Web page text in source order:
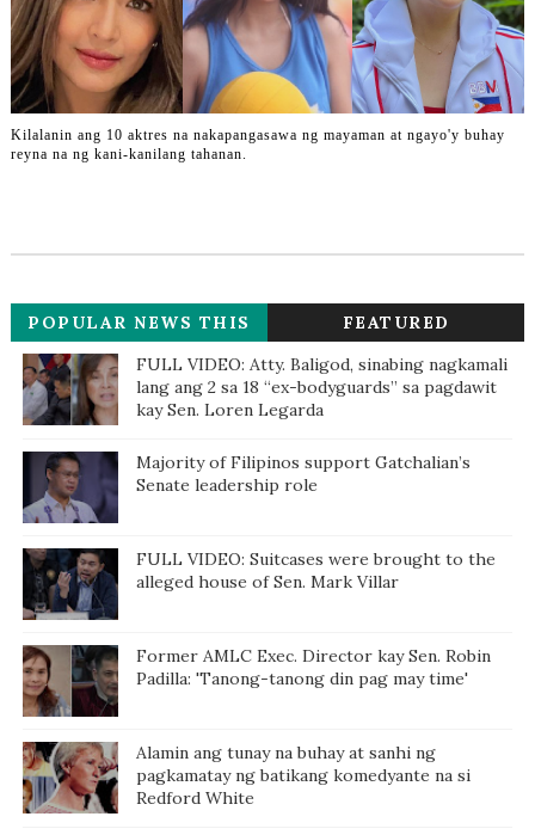
Kilalanin ang 10 aktres na nakapangasawa ng mayaman at ngayo'y buhay
reyna na ng kani-kanilang tahanan.
POPULAR NEWS THIS
WEEK
FEATURED
FULL VIDEO: Atty. Baligod, sinabing nagkamali
lang ang 2 sa 18 “ex-bodyguards” sa pagdawit
kay Sen. Loren Legarda
Majority of Filipinos support Gatchalian’s
Senate leadership role
FULL VIDEO: Suitcases were brought to the
alleged house of Sen. Mark Villar
Former AMLC Exec. Director kay Sen. Robin
Padilla: 'Tanong-tanong din pag may time'
Alamin ang tunay na buhay at sanhi ng
pagkamatay ng batikang komedyante na si
Redford White